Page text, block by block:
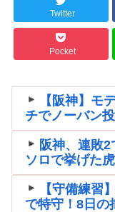
Twitter
Pocket
【阪神】モ
チでノーバン
阪神、連敗
ソロで挙げた
【守備練習
で特守！8日の